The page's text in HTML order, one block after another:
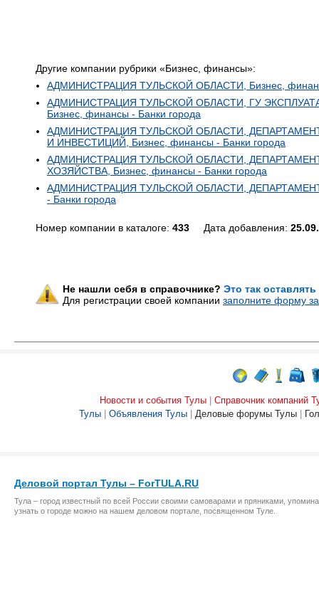
Другие компании рубрики «Бизнес, финансы»:
АДМИНИСТРАЦИЯ ТУЛЬСКОЙ ОБЛАСТИ, Бизнес,
АДМИНИСТРАЦИЯ ТУЛЬСКОЙ ОБЛАСТИ, ГУ
Бизнес, финансы - Банки города
АДМИНИСТРАЦИЯ ТУЛЬСКОЙ ОБЛАСТИ,
И ИНВЕСТИЦИЙ, Бизнес, финансы - Банки города
АДМИНИСТРАЦИЯ ТУЛЬСКОЙ ОБЛАСТИ,
ХОЗЯЙСТВА, Бизнес, финансы - Банки города
АДМИНИСТРАЦИЯ ТУЛЬСКОЙ ОБЛАСТИ,
- Банки города
Номер компании в каталоге: 433 Дата добавления:
Не нашли себя в справочнике? Это так
Для регистрации своей компании заполните форму
Новости и события Тулы
Справочник компаний
Тулы
Объявления Тулы Деловые форумы Тулы
Деловой портал Тулы – ForTULA.RU
Тула – город известный по всей России своими самоварами и пряниками,
узнать о городе можно на нашем деловом портале, посвященном Туле.